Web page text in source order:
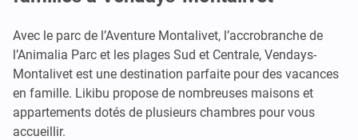
Avec le parc de l’Aventure Montalivet, l’accrobranche de
l’Animalia Parc et les plages Sud et Centrale, Vendays-
Montalivet est une destination parfaite pour des vacances
en famille. Likibu propose de nombreuses maisons et
appartements dotés de plusieurs chambres pour vous
accueillir.